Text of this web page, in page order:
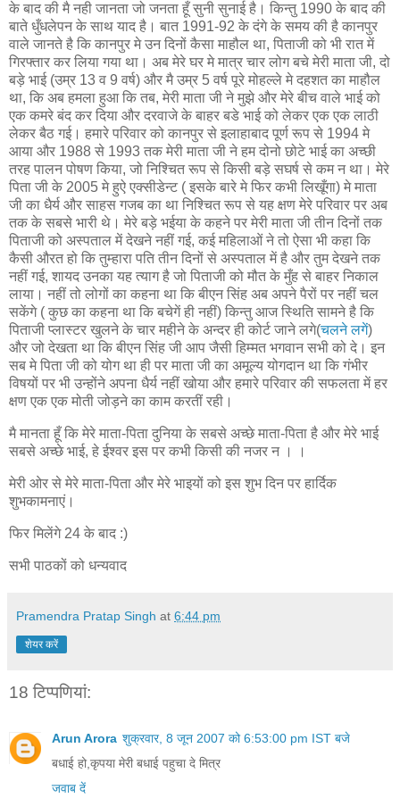
के बाद की मै नही जानता जो जनता हूँ सुनी सुनाई है। किन्तु 1990 के बाद की
बाते धुँधलेपन के साथ याद है। बात 1991-92 के दंगे के समय की है कानपुर
वाले जानते है कि कानपुर मे उन दिनों कैसा माहौल था, पिताजी को भी रात में
गिरफ्तार कर लिया गया था। अब मेरे घर मे मात्र चार लोग बचे मेरी माता जी, दो
बड़े भाई (उम्र 13 व 9 वर्ष) और मै उम्र 5 वर्ष पूरे मोहल्ले मे दहशत का माहौल
था, कि अब हमला हुआ कि तब, मेरी माता जी ने मुझे और मेरे बीच वाले भाई को
एक कमरे बंद कर दिया और दरवाजे के बाहर बडे भाई को लेकर एक एक लाठी
लेकर बैठ गई। हमारे परिवार को कानपुर से इलाहाबाद पूर्ण रूप से 1994 मे
आया और 1988 से 1993 तक मेरी माता जी ने हम दोनो छोटे भाई का अच्‍छी
तरह पालन पोषण किया, जो निश्चित रूप से किसी बड़े सघर्ष से कम न था। मेरे
पिता जी के 2005 मे हुऐ एक्‍सीडेन्‍ट ( इसके बारे मे फिर कभी लिखूँगा) मे माता
जी का धैर्य और साहस गजब का था निश्चित रूप से यह क्षण मेरे परिवार पर अब
तक के सबसे भारी थे। मेरे बड़े भईया के कहने पर मेरी माता जी तीन दिनों तक
पिताजी को अस्पताल में देखने नहीं गई, कई महिलाओं ने तो ऐसा भी कहा कि
कैसी औरत हो कि तुम्हारा पति तीन दिनों से अस्पताल में है और तुम देखने तक
नहीं गई, शायद उनका यह त्‍याग है जो पिताजी को मौत के मुँह से बाहर निकाल
लाया। नहीं तो लोगों का कहना था कि बीएन सिंह अब अपने पैरों पर नहीं चल
सकेंगे ( कुछ का कहना था कि बचेगें ही नहीं) किन्तु आज स्थिति सामने है कि
पिताजी प्लास्टर खुलने के चार महीने के अन्दर ही कोर्ट जाने लगे(चलने लगें)
और जो देखता था कि बीएन सिंह जी आप जैसी हिम्मत भगवान सभी को दे। इन
सब मे पिता जी को योग था ही पर माता जी का अमूल्य योगदान था कि गंभीर
विषयों पर भी उन्होंने अपना धैर्य नहीं खोया और हमारे परिवार की सफलता में हर
क्षण एक एक मोती जोड़ने का काम करतीं रही।
मै मानता हूँ कि मेरे माता-पिता दुनिया के सबसे अच्छे माता-पिता है और मेरे भाई
सबसे अच्छे भाई, हे ईश्वर इस पर कभी किसी की नजर न । ।
मेरी ओर से मेरे माता-पिता और मेरे भाइयों को इस शुभ दिन पर हार्दिक
शुभकामनाएं।
फिर मिलेंगे 24 के बाद :)
सभी पाठकों को धन्यवाद
Pramendra Pratap Singh at 6:44 pm
शेयर करें
18 टिप्‍पणियां:
Arun Arora शुक्रवार, 8 जून 2007 को 6:53:00 pm IST बजे
बधाई हो,कृपया मेरी बधाई पहुचा दे मित्र
जवाब दें